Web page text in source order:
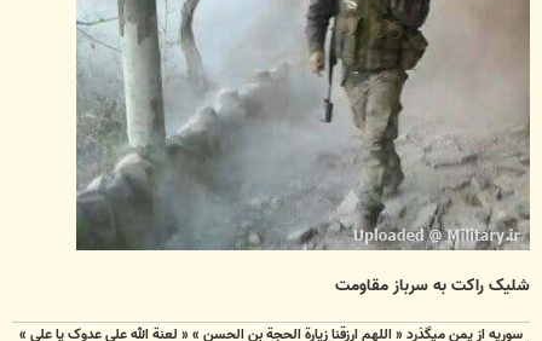
شلیک راکت به سرباز مقاومت
سوریه از یمن میگذرد « اللهم ارزقنا زيارة الحجة بن الحسن » « لعنة الله علی عدوک یا علی »